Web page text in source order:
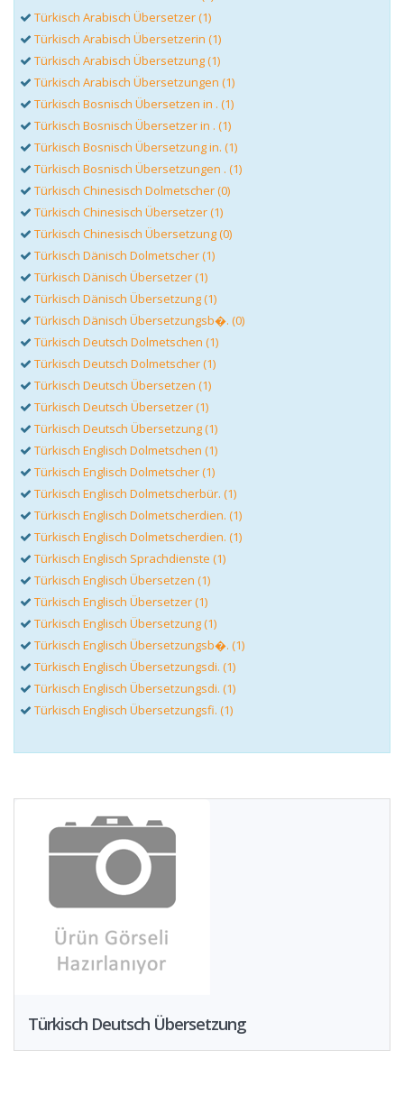
Türkisch Arabisch Übersetzer (1)
Türkisch Arabisch Übersetzerin (1)
Türkisch Arabisch Übersetzung (1)
Türkisch Arabisch Übersetzungen (1)
Türkisch Bosnisch Übersetzen in . (1)
Türkisch Bosnisch Übersetzer in . (1)
Türkisch Bosnisch Übersetzung in. (1)
Türkisch Bosnisch Übersetzungen . (1)
Türkisch Chinesisch Dolmetscher (0)
Türkisch Chinesisch Übersetzer (1)
Türkisch Chinesisch Übersetzung (0)
Türkisch Dänisch Dolmetscher (1)
Türkisch Dänisch Übersetzer (1)
Türkisch Dänisch Übersetzung (1)
Türkisch Dänisch Übersetzungsb�. (0)
Türkisch Deutsch Dolmetschen (1)
Türkisch Deutsch Dolmetscher (1)
Türkisch Deutsch Übersetzen (1)
Türkisch Deutsch Übersetzer (1)
Türkisch Deutsch Übersetzung (1)
Türkisch Englisch Dolmetschen (1)
Türkisch Englisch Dolmetscher (1)
Türkisch Englisch Dolmetscherbür. (1)
Türkisch Englisch Dolmetscherdien. (1)
Türkisch Englisch Dolmetscherdien. (1)
Türkisch Englisch Sprachdienste (1)
Türkisch Englisch Übersetzen (1)
Türkisch Englisch Übersetzer (1)
Türkisch Englisch Übersetzung (1)
Türkisch Englisch Übersetzungsb�. (1)
Türkisch Englisch Übersetzungsdi. (1)
Türkisch Englisch Übersetzungsdi. (1)
Türkisch Englisch Übersetzungsfi. (1)
Türkisch Deutsch Übersetzung